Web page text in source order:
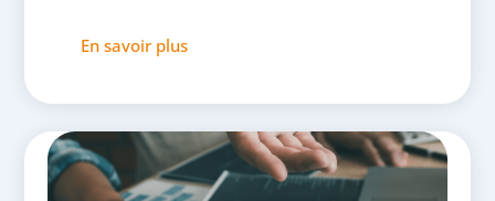
En savoir plus